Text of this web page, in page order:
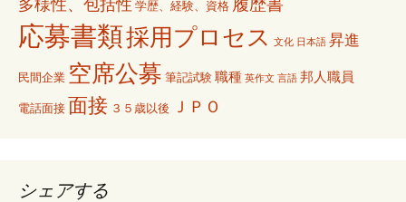
学歴、経験、資格
応募書類採用プロセス 文化 日本語 昇進
民間企業 空席公募 筆記試験職種 英作文 言語 邦人職員
電話面接面接 ３５歳以後 ＪＰＯ
シェアする